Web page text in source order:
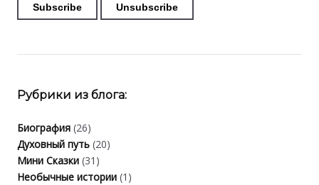
Рубрики из блога:
Биография (26)
Духовный путь (20)
Мини Сказки (31)
Необычные истории (1)